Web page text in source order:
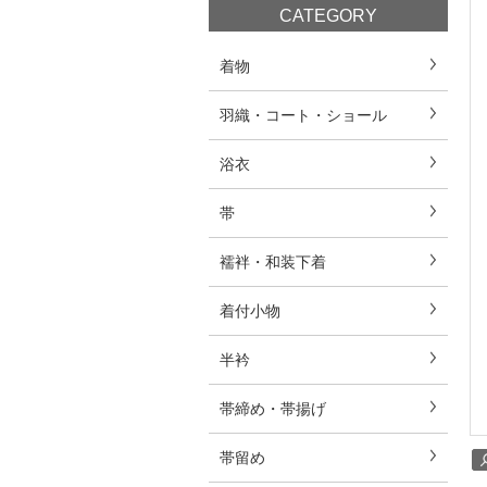
CATEGORY
着物
羽織・コート・ショール
浴衣
帯
襦袢・和装下着
着付小物
半衿
帯締め・帯揚げ
帯留め